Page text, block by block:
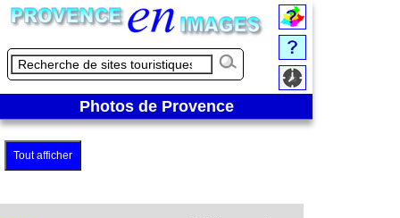
Photos de Provence
Tout afficher